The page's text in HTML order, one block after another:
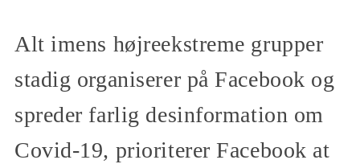
Alt imens højreekstreme grupper
stadig organiserer på Facebook og
spreder farlig desinformation om
Covid-19, prioriterer Facebook at